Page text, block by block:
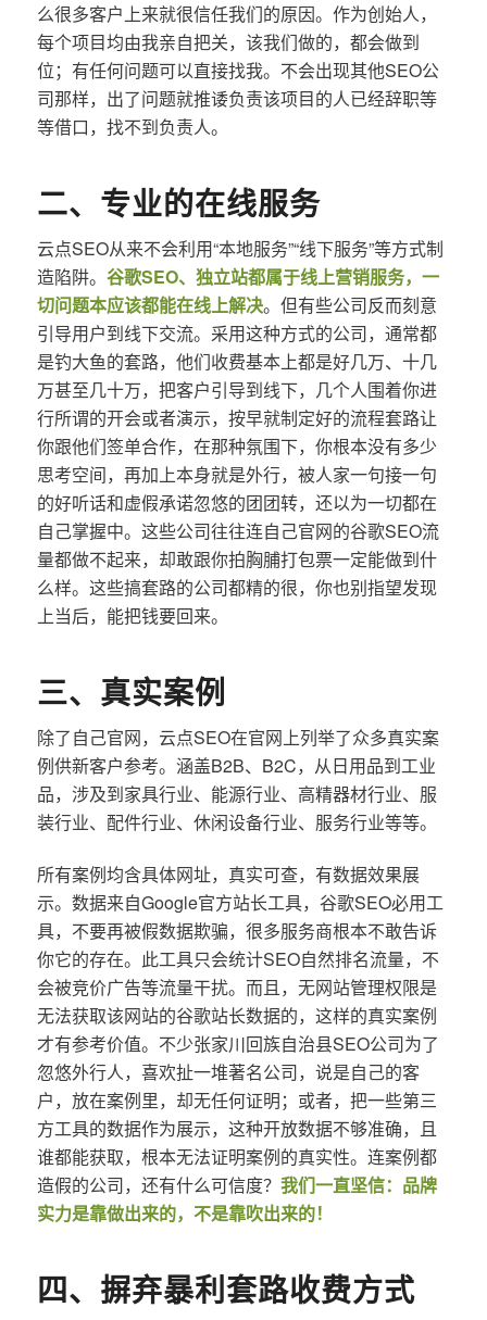
么很多客户上来就很信任我们的原因。作为创始人，
每个项目均由我亲自把关，该我们做的，都会做到
位；有任何问题可以直接找我。不会出现其他SEO公
司那样，出了问题就推诿负责该项目的人已经辞职等
等借口，找不到负责人。
二、专业的在线服务
云点SEO从来不会利用“本地服务”“线下服务”等方式制
造陷阱。 谷歌SEO、独立站都属于线上营销服务，一
切问题本应该都能在线上解决。但有些公司反而刻意
引导用户到线下交流。采用这种方式的公司，通常都
是钓大鱼的套路，他们收费基本上都是好几万、十几
万甚至几十万，把客户引导到线下，几个人围着你进
行所谓的开会或者演示，按早就制定好的流程套路让
你跟他们签单合作，在那种氛围下，你根本没有多少
思考空间，再加上本身就是外行，被人家一句接一句
的好听话和虚假承诺忽悠的团团转，还以为一切都在
自己掌握中。这些公司往往连自己官网的谷歌SEO流
量都做不起来，却敢跟你拍胸脯打包票一定能做到什
么样。这些搞套路的公司都精的很，你也别指望发现
上当后，能把钱要回来。
三、真实案例
除了自己官网，云点SEO在官网上列举了众多真实案
例供新客户参考。涵盖B2B、B2C，从日用品到工业
品，涉及到家具行业、能源行业、高精器材行业、服
装行业、配件行业、休闲设备行业、服务行业等等。
所有案例均含具体网址，真实可查，有数据效果展
示。数据来自Google官方站长工具，谷歌SEO必用工
具，不要再被假数据欺骗，很多服务商根本不敢告诉
你它的存在。此工具只会统计SEO自然排名流量，不
会被竞价广告等流量干扰。而且，无网站管理权限是
无法获取该网站的谷歌站长数据的，这样的真实案例
才有参考价值。不少张家川回族自治县SEO公司为了
忽悠外行人，喜欢扯一堆著名公司，说是自己的客
户，放在案例里，却无任何证明；或者，把一些第三
方工具的数据作为展示，这种开放数据不够准确，且
谁都能获取，根本无法证明案例的真实性。连案例都
造假的公司，还有什么可信度？ 我们一直坚信：品牌
实力是靠做出来的，不是靠吹出来的！
四、摒弃暴利套路收费方式